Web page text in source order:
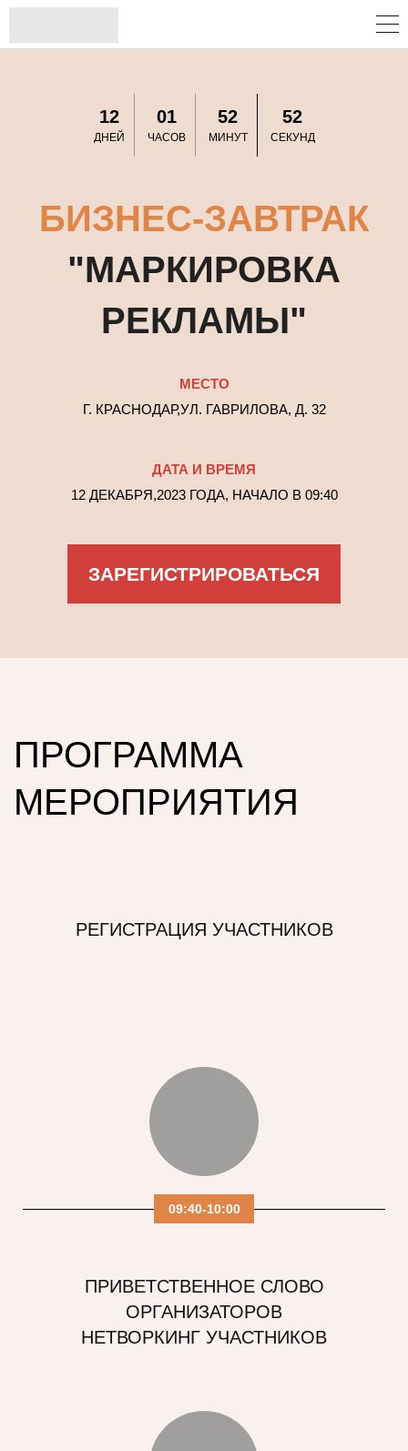
12
ДНЕЙ
01
ЧАСОВ
52
МИНУТ
52
СЕКУНД
БИЗНЕС-ЗАВТРАК
"МАРКИРОВКА
РЕКЛАМЫ"
МЕСТО
Г. КРАСНОДАР,УЛ. ГАВРИЛОВА, Д. 32
ДАТА И ВРЕМЯ
12 ДЕКАБРЯ,2023 ГОДА, НАЧАЛО В 09:40
ЗАРЕГИСТРИРОВАТЬСЯ
ПРОГРАММА
МЕРОПРИЯТИЯ
09:40-10:00
РЕГИСТРАЦИЯ УЧАСТНИКОВ
ПРИВЕТСТВЕННОЕ СЛОВО
ОРГАНИЗАТОРОВ
НЕТВОРКИНГ УЧАСТНИКОВ